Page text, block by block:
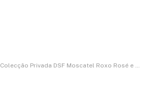
Colecção Privada DSF Moscatel Roxo Rosé e Verdelho 2022: dois vinhos frescos e aromáticos que são um hino à criatividade do enólogo